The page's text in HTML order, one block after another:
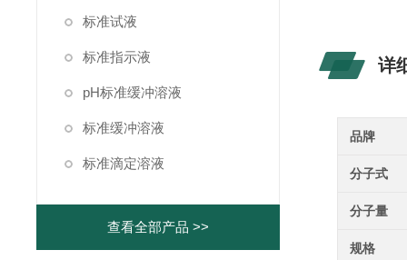
标准试液
标准指示液
pH标准缓冲溶液
标准缓冲溶液
标准滴定溶液
查看全部产品 >>
详
品牌
分子式
分子量
规格